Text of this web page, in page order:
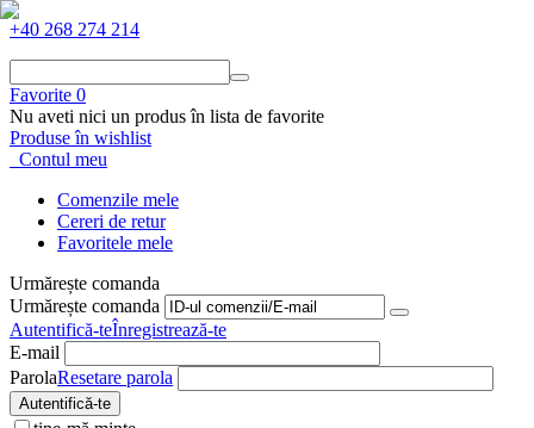
+40 268 274 214
Favorite 0
Nu aveti nici un produs în lista de favorite
Produse în wishlist
Contul meu
Comenzile mele
Cereri de retur
Favoritele mele
Urmărește comanda
Urmărește comanda
Autentifică-teÎnregistrează-te
E-mail
ParolaResetare parola
Autentifică-te